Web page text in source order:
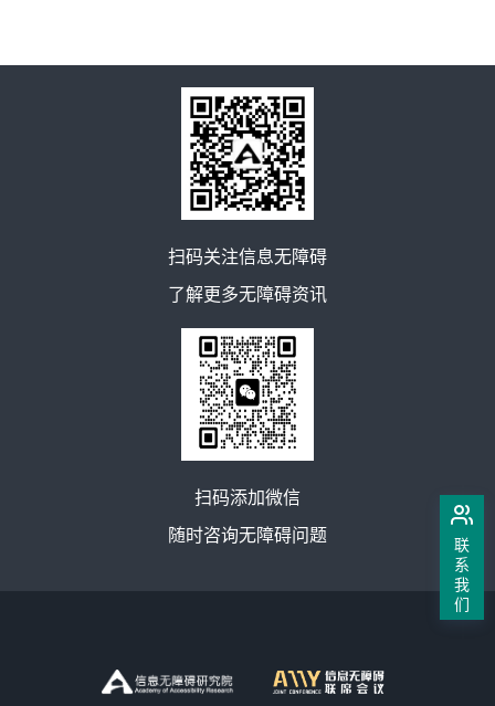
扫码关注信息无障碍
了解更多无障碍资讯
扫码添加微信
随时咨询无障碍问题
联
系
我
们